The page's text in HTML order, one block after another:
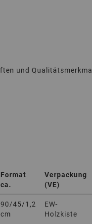
und
Format
ca.
Verpackung
(VE)
90/45/1,2
cm
EW-
Holzkiste